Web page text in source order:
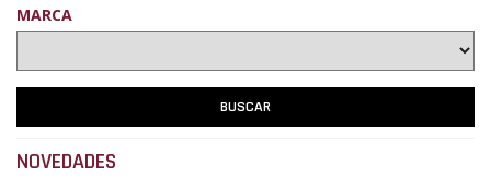
MARCA
NOVEDADES